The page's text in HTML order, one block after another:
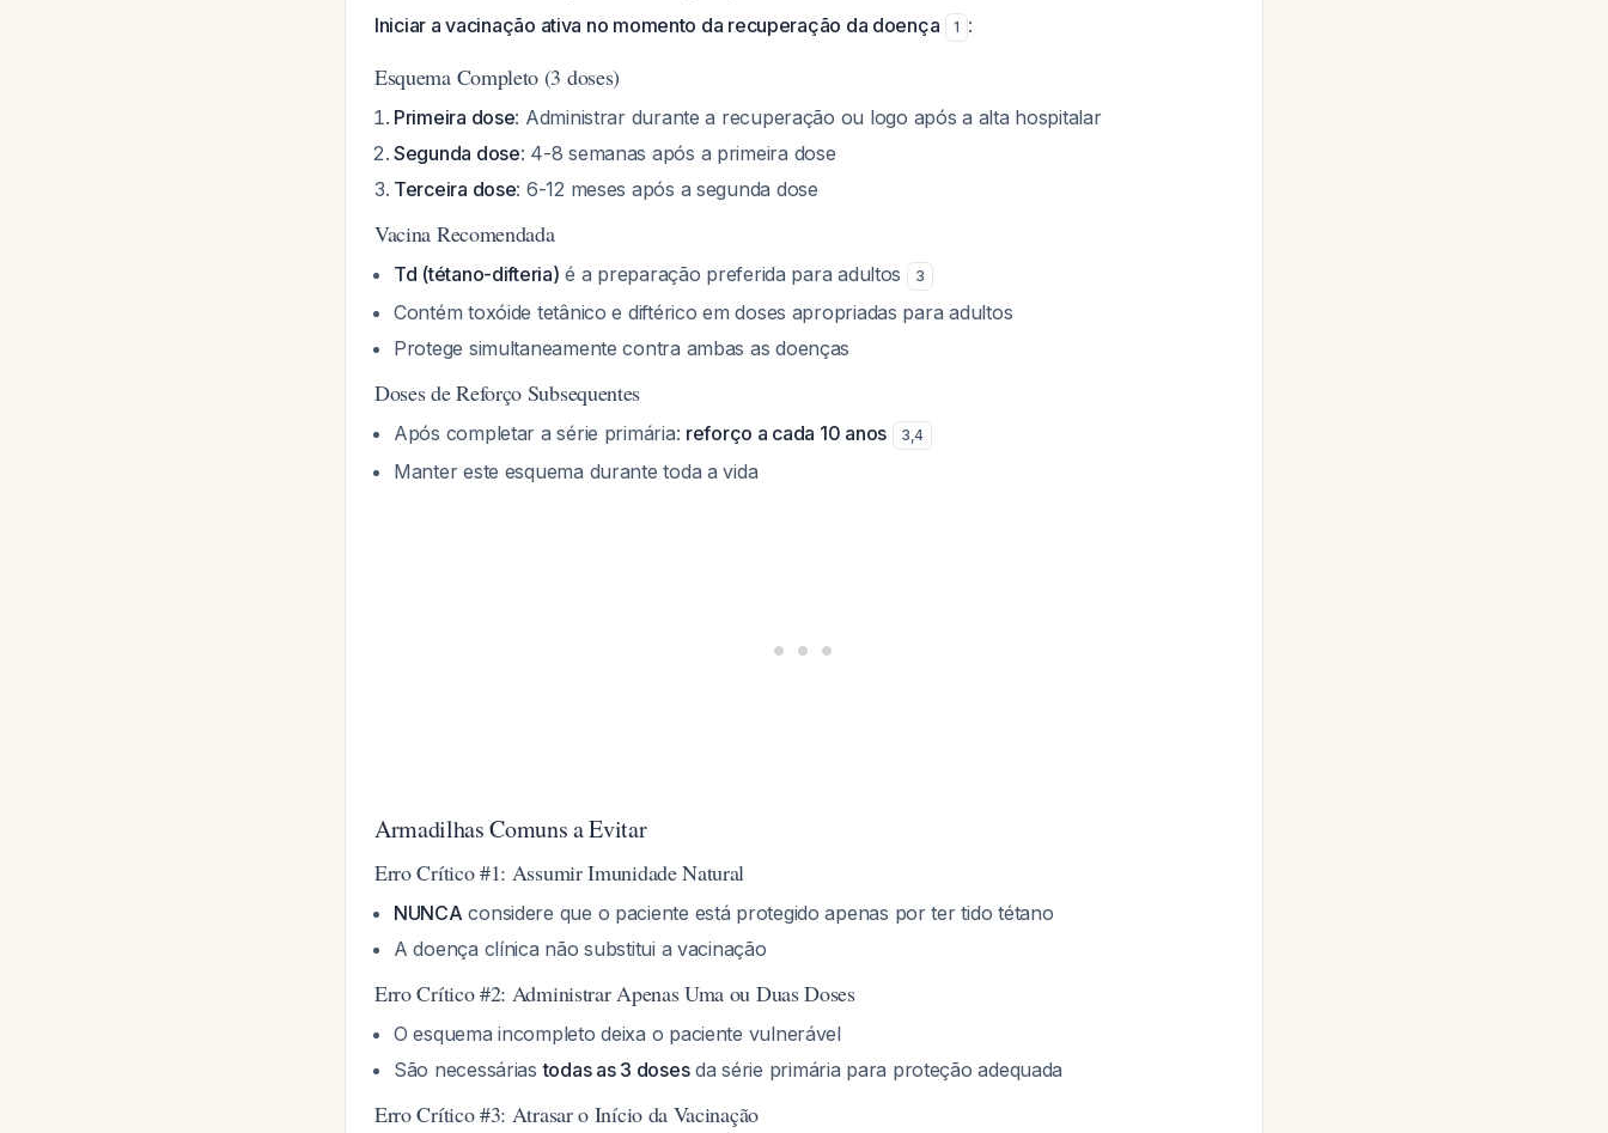
Iniciar a vacinação ativa no momento da recuperação da doença 1 :
Esquema Completo (3 doses)
Primeira dose: Administrar durante a recuperação ou logo após a alta hospitalar
Segunda dose: 4-8 semanas após a primeira dose
Terceira dose: 6-12 meses após a segunda dose
Vacina Recomendada
Td (tétano-difteria) é a preparação preferida para adultos 3
Contém toxóide tetânico e diftérico em doses apropriadas para adultos
Protege simultaneamente contra ambas as doenças
Doses de Reforço Subsequentes
Após completar a série primária: reforço a cada 10 anos 3,4
Manter este esquema durante toda a vida
Armadilhas Comuns a Evitar
Erro Crítico #1: Assumir Imunidade Natural
NUNCA considere que o paciente está protegido apenas por ter tido tétano
A doença clínica não substitui a vacinação
Erro Crítico #2: Administrar Apenas Uma ou Duas Doses
O esquema incompleto deixa o paciente vulnerável
São necessáriastodas as 3 dosesda série primária para proteção adequada
Erro Crítico #3: Atrasar o Início da Vacinação